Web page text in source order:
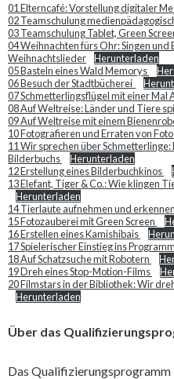
01 Elterncafé: Vorstellung digitaler
02 Teamschulung
03 Teamschulung Tablet, Green
04 Weihnachten fürs Ohr: Singen
Weihnachtslieder
Herunterladen
05 Basteln eines Wald Memorys
06 Besuch der Stadtbücherei
07 Schmetterlingsflügel mit einer Mal
08 Auf Weltreise: Länder und Tiere
09 Auf Weltreise mit einem
10 Fotografieren und Erraten von
11 Wir sprechen über
Bilderbuchs
Herunterladen
12 Erstellung eines Bilderbuchkinos
13 Elefant, Tiger & Co.: Wie klingen
Herunterladen
14 Tierlaute aufnehmen und erkennen
15 Fotozauberei mit Green Screen
16 Erstellen eines Kamishibais
17 Spielerischer Einstieg ins
18 Auf Schatzsuche mit Robotern
19 Dreh eines Stop-Motion-Films
20 Filmstars in der Bibliothek: Wir
Herunterladen
Über das
Das